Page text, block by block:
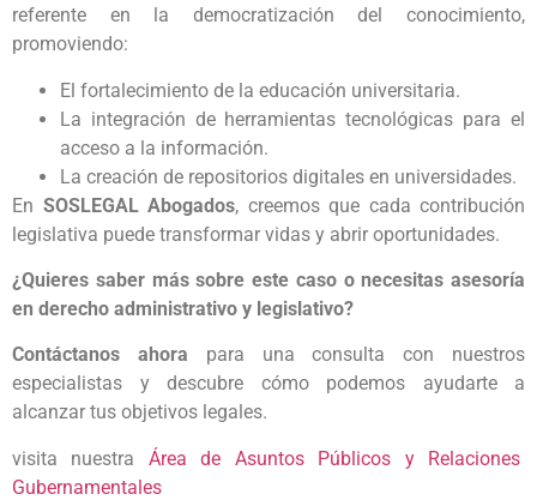
referente en la democratización del conocimiento,
promoviendo:
El fortalecimiento de la educación universitaria.
La integración de herramientas tecnológicas para el
acceso a la información.
La creación de repositorios digitales en universidades.
En SOSLEGAL Abogados, creemos que cada contribución
legislativa puede transformar vidas y abrir oportunidades.
¿Quieres saber más sobre este caso o necesitas asesoría
en derecho administrativo y legislativo?
Contáctanos ahora para una consulta con nuestros
especialistas y descubre cómo podemos ayudarte a
alcanzar tus objetivos legales.
visita nuestra Área de Asuntos Públicos y Relaciones
Gubernamentales